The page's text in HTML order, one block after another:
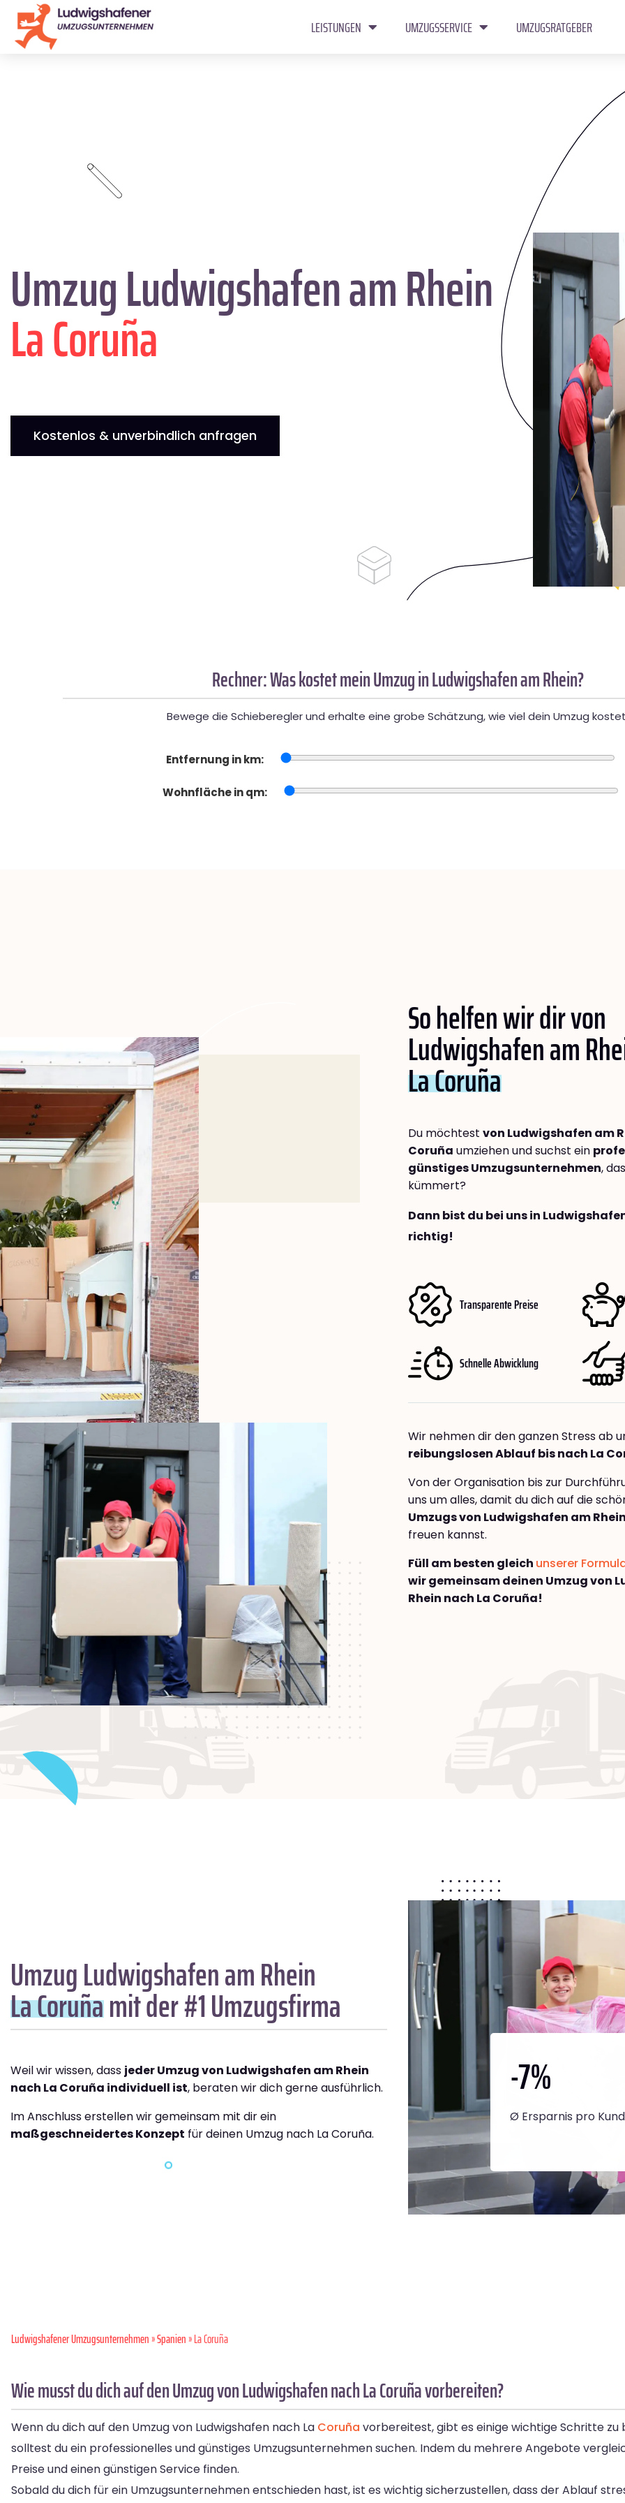
LEISTUNGEN UMZUGSSERVICE UMZUGSRATGEBER
Umzug Ludwigshafen am Rhein
La Coruña
Kostenlos & unverbindlich anfragen
Rechner: Was kostet mein Umzug in Ludwigshafen am Rhein?
Bewege die Schieberegler und erhalte eine grobe Schätzung, wie viel dein Umzug
Entfernung in km:
Wohnfläche in qm:
So helfen wir dir von
Ludwigshafen am
La Coruña
Du möchtest von Ludwigshafen am
Coruña umziehen und suchst ein
günstiges Umzugsunternehmen,
kümmert?
Dann bist du bei uns in
richtig!
Transparente Preise
Schnelle Abwicklung
Wir nehmen dir den ganzen Stress ab
reibungslosen Ablauf bis nach La
Von der Organisation bis zur
uns um alles, damit du dich auf die
Umzugs von Ludwigshafen am
freuen kannst.
Füll am besten gleich unserer
wir gemeinsam deinen Umzug von
Rhein nach La Coruña!
Umzug Ludwigshafen am Rhein
La Coruñamit der #1 Umzugsfirma
Weil wir wissen, dass jeder Umzug von Ludwigshafen am Rhein
nach La Coruña individuell ist, beraten wir dich gerne ausführlich.
Im Anschluss erstellen wir gemeinsam mit dir ein
maßgeschneidertes Konzept für deinen Umzug nach La Coruña.
-7%
Ø Ersparnis pro
Ludwigshafener Umzugsunternehmen»Spanien» La Coruña
Wie musst du dich auf den Umzug von Ludwigshafen nach La Coruña vorbereiten?
Wenn du dich auf den Umzug von Ludwigshafen nach La Coruña vorbereitest, gibt es einige wichtige Schritte zu
solltest du ein professionelles und günstiges Umzugsunternehmen suchen. Indem du mehrere Angebote
Preise und einen günstigen Service finden.
Sobald du dich für ein Umzugsunternehmen entschieden hast, ist es wichtig sicherzustellen, dass der Ablauf